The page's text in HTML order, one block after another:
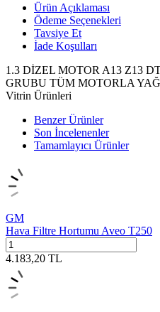
Ürün Açıklaması
Ödeme Seçenekleri
Tavsiye Et
İade Koşulları
1.3 DİZEL MOTOR A13 Z13
GRUBU TÜM MOTORLA
Vitrin Ürünleri
Benzer Ürünler
Son İncelenenler
Tamamlayıcı Ürünler
GM
Hava Filtre Hortumu Aveo T250
4.183,20 TL